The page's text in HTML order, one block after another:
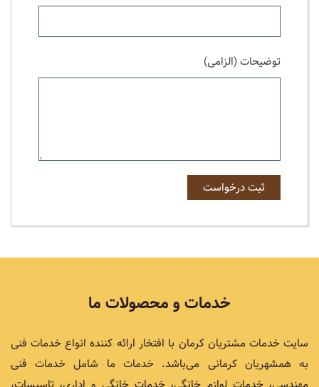
توضیحات (الزامی)
خدمات و محصولات ما
سایت خدمات مشتریان کرمان با افتخار ارائه کننده انواع خدمات فنی
به همشهریان کرمانی می‌باشد. خدمات ما شامل خدمات فنی